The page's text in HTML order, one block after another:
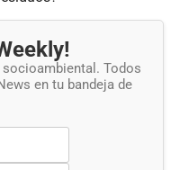
Todos
en tu bandeja de